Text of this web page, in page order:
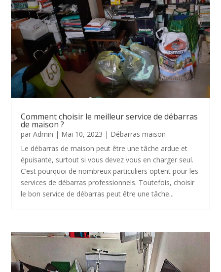
Comment choisir le meilleur service de débarras
de maison ?
parAdmin | Mai 10, 2023 | Débarras maison
Le débarras de maison peut être une tâche ardue et
épuisante, surtout si vous devez vous en charger seul.
C’est pourquoi de nombreux particuliers optent pour les
services de débarras professionnels. Toutefois, choisir
le bon service de débarras peut être une tâche...